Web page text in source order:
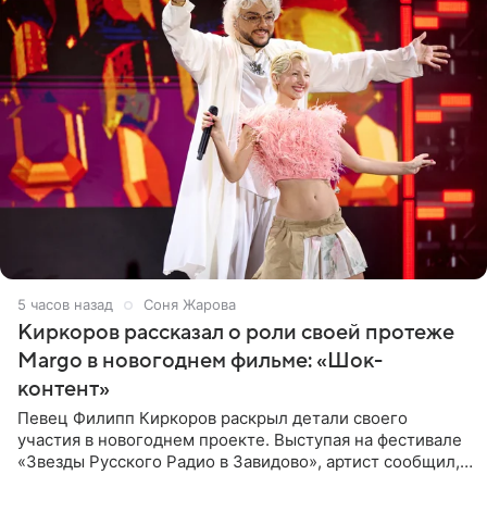
5 часов назад Соня Жарова
Киркоров рассказал о роли своей протеже
Margo в новогоднем фильме: «Шок-
контент»
Певец Филипп Киркоров раскрыл детали своего
участия в новогоднем проекте. Выступая на фестивале
«Звезды Русского Радио в Завидово», артист сообщил,